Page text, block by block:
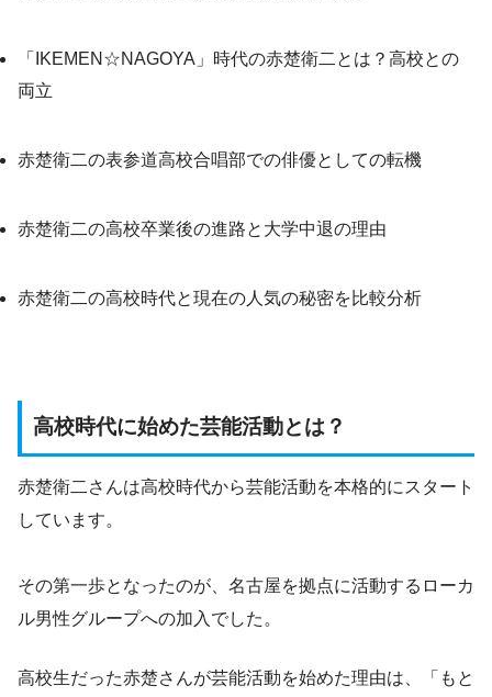
「IKEMEN☆NAGOYA」時代の赤楚衛二とは？高校との
両立
赤楚衛二の表参道高校合唱部での俳優としての転機
赤楚衛二の高校卒業後の進路と大学中退の理由
赤楚衛二の高校時代と現在の人気の秘密を比較分析
高校時代に始めた芸能活動とは？
赤楚衛二さんは高校時代から芸能活動を本格的にスタート
しています。
その第一歩となったのが、名古屋を拠点に活動するローカ
ル男性グループへの加入でした。
高校生だった赤楚さんが芸能活動を始めた理由は、「もと